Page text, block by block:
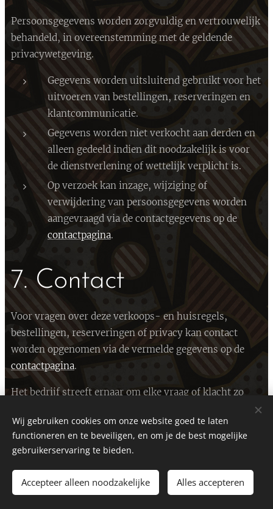
Persoonsgegevens worden zorgvuldig en vertrouwelijk
behandeld, in overeenstemming met de geldende
privacywetgeving.
Gegevens worden uitsluitend gebruikt voor het
uitvoeren van bestellingen, reserveringen en
klantcommunicatie.
Gegevens worden niet verkocht aan derden en
alleen gedeeld indien dit noodzakelijk is voor
de dienstverlening of wettelijk verplicht is.
Op verzoek kan inzage, wijziging of
verwijdering van persoonsgegevens worden
aangevraagd via de contactgegevens op de
contactpagina.
7. Contact
Voor vragen over deze verkoops- en huisregels,
bestellingen, reserveringen of privacy kan contact
worden opgenomen via de vermelde gegevens op de
contactpagina.
Het bedrijf streeft ernaar om elke vraag of klacht zo
tot een passende oplossing te komen.
DTBEDDING
Wij gebruiken cookies om onze website goed te laten
functioneren en te beveiligen, en om je de best mogelijke
gebruikerservaring te bieden.
Accepteer alleen noodzakelijke Alles accepteren